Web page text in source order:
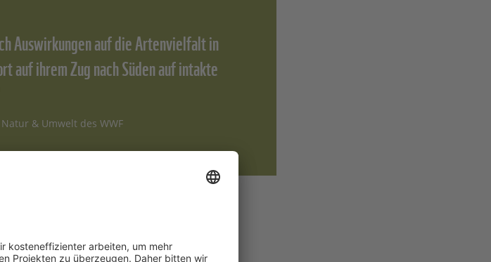
Auswirkungen auf die Artenvielfalt in
auf ihrem Zug nach Süden auf intakte
& Umwelt des WWF
KG, sagte: „Das hier gestartete